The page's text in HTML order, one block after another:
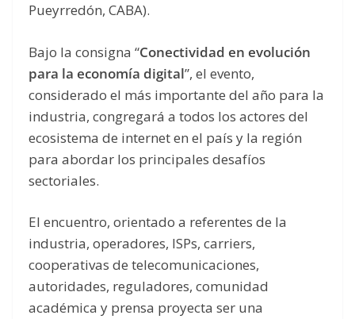
Pueyrredón, CABA).
Bajo la consigna “Conectividad en evolución
para la economía digital”, el evento,
considerado el más importante del año para la
industria, congregará a todos los actores del
ecosistema de internet en el país y la región
para abordar los principales desafíos
sectoriales.
El encuentro, orientado a referentes de la
industria, operadores, ISPs, carriers,
cooperativas de telecomunicaciones,
autoridades, reguladores, comunidad
académica y prensa proyecta ser una